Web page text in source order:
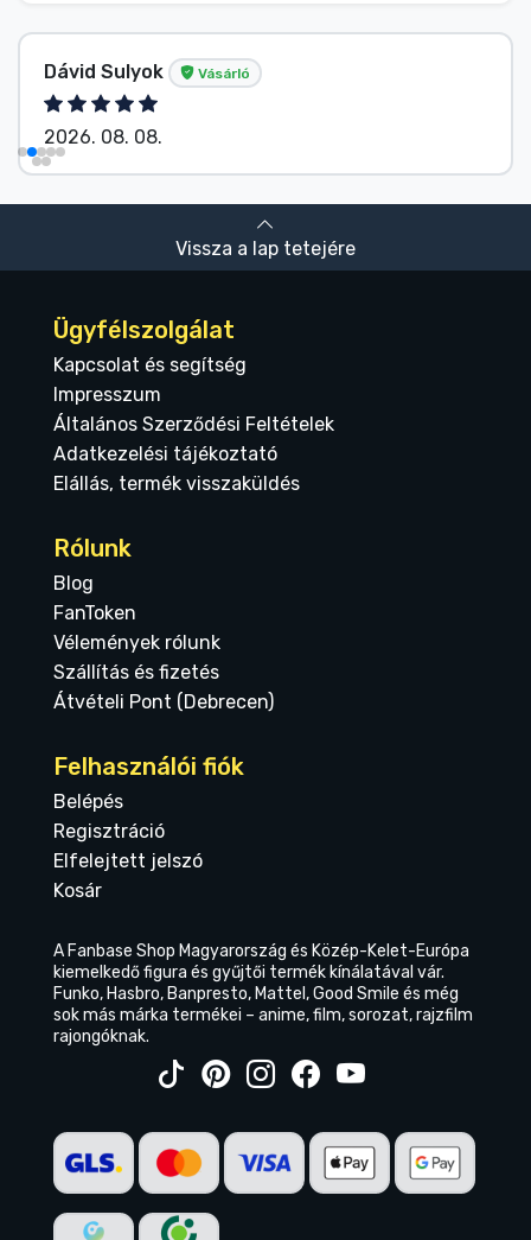
Dávid Sulyok Vásárló
2026. 08. 08.
Vissza a lap tetejére
Ügyfélszolgálat
Kapcsolat és segítség
Impresszum
Általános Szerződési Feltételek
Adatkezelési tájékoztató
Elállás, termék visszaküldés
Rólunk
Blog
FanToken
Vélemények rólunk
Szállítás és fizetés
Átvételi Pont (Debrecen)
Felhasználói fiók
Belépés
Regisztráció
Elfelejtett jelszó
Kosár
A Fanbase Shop Magyarország és Közép-Kelet-Európa
kiemelkedő figura és gyűjtői termék kínálatával vár.
Funko, Hasbro, Banpresto, Mattel, Good Smile és még
sok más márka termékei – anime, film, sorozat, rajzfilm
rajongóknak.